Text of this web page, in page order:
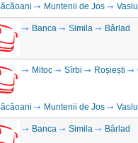
Muntenii de Jos
Banca Simila Bârlad
Mitoc Sîrbi Roșiești
Muntenii de Jos
Banca Simila Bârlad